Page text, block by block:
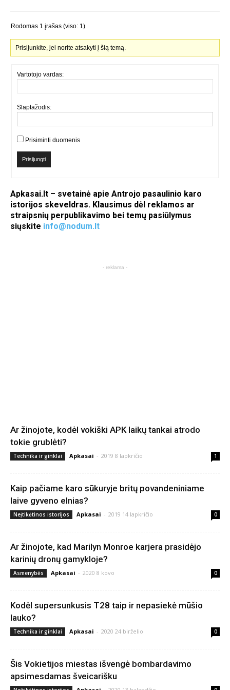
Rodomas 1 įrašas (viso: 1)
Prisijunkite, jei norite atsakyti į šią temą.
Vartotojo vardas:
Slaptažodis:
Prisiminti duomenis
Prisijungti
Apkasai.lt – svetainė apie Antrojo pasaulinio karo
istorijos skeveldras. Klausimus dėl reklamos ar
straipsnių perpublikavimo bei temų pasiūlymus
siųskite info@nodum.lt
- reklama -
Ar žinojote, kodėl vokiški APK laikų tankai atrodo
tokie grublėti?
Technika ir ginklai Apkasai - 2019 8 lapkričio 1
Kaip pačiame karo sūkuryje britų povandeniniame
laive gyveno elnias?
Neįtikėtinos istorijos Apkasai - 2019 14 lapkričio 0
Ar žinojote, kad Marilyn Monroe karjera prasidėjo
karinių dronų gamykloje?
Asmenybės Apkasai - 2020 8 kovo 0
Kodėl supersunkusis T28 taip ir nepasiekė mūšio
lauko?
Technika ir ginklai Apkasai - 2020 24 birželio 0
Šis Vokietijos miestas išvengė bombardavimo
apsimesdamas šveicarišku